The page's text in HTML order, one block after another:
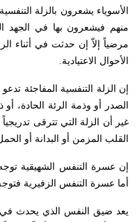
الأسوياء يشعرون بالزلة
منهم فيشعرون بها في الجهد
مرضياً إلاّ إن حدثت في أثناء
الأحوال الاعتيادية.
إن الزلة التنفسية المفاجئة
الصدر أو وذمة الرئة الحادة،
غير أن الزلة التي تترقى
القلب المزمن أو البدانة أو
إن عسرة التنفس الشهيقية
أما عسرة التنفس الزفيرية
يعد ضيق النفس الذي يحدث في